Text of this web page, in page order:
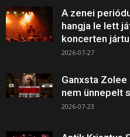
A zenei
hangja le lett
koncerten
2026-07-27
Ganxsta
nem ünnepelt
2026-07-23